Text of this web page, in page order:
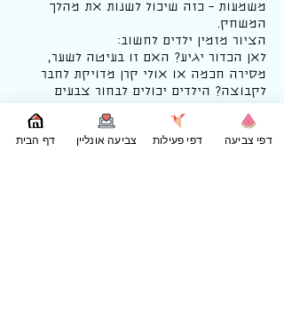
משמעות – כזה שיכול לשנות את מהלך
המשחק.
הציור מזמין ילדים לחשוב:
לאן הכדור יגיע? האם זו בעיטה לשער,
מסירה חכמה או אולי קרן מדויקת לחבר
לקבוצה? הילדים יכולים לבחור צבעים
ולהמציא סיפור קצר סביב הרגע הזה. דרך
הצביעה הם מתרגלים תשומת לב לפרטים
דף הבית צביעה אונליין דפי פעילות דפי צביעה